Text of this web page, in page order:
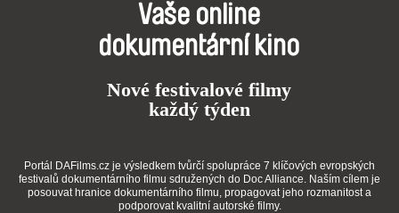
Vaše online
dokumentární kino
Nové festivalové filmy
každý týden
Portál DAFilms.cz je výsledkem tvůrčí spolupráce 7 klíčových evropských
festivalů dokumentárního filmu sdružených do Doc Alliance. Naším cílem je
posouvat hranice dokumentárního filmu, propagovat jeho rozmanitost a
podporovat kvalitní autorské filmy.